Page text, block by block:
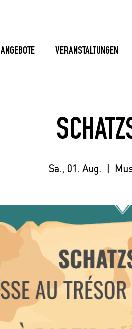
ANGEBOTE VERANSTALTUNGEN
Sa., 01. Aug.
  |